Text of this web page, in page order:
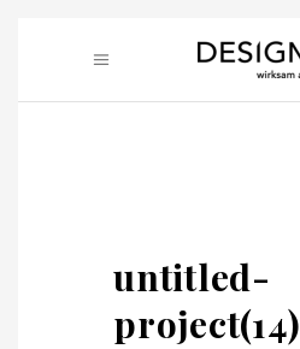
untitled-
project(14)